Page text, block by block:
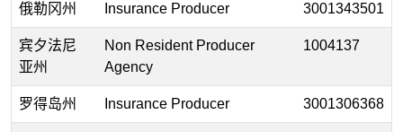
俄勒冈州 Insurance Producer 3001343501
宾夕法尼
亚州
Non Resident Producer
Agency
1004137
罗得岛州 Insurance Producer 3001306368